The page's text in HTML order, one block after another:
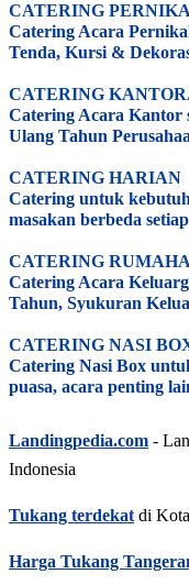
CATERING
Catering Acara
Tenda, Kursi &
CATERING
Catering Acara Kantor
Ulang Tahun
CATERING HARIAN
Catering untuk
masakan berbeda
CATERING
Catering Acara
Tahun, Syukuran
CATERING NASI
Catering Nasi Box
puasa, acara penting
Landingpedia.com -
Indonesia
Tukang terdekat di
Harga Tukang